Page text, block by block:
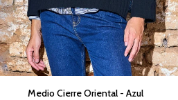
Medio Cierre Oriental - Azul